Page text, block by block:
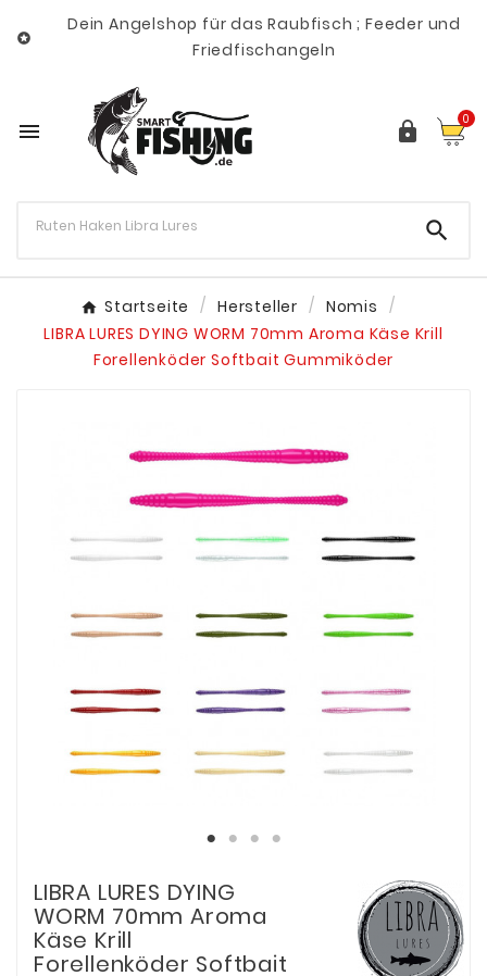

Dein Angelshop für das Raubfisch ; Feeder und
Friedfischangeln
  0

Startseite Hersteller
Nomis
LIBRA LURES DYING WORM 70mm Aroma Käse Krill
Forellenköder Softbait Gummiköder
LIBRA LURES DYING
WORM 70mm Aroma
Käse Krill
Forellenköder Softbait